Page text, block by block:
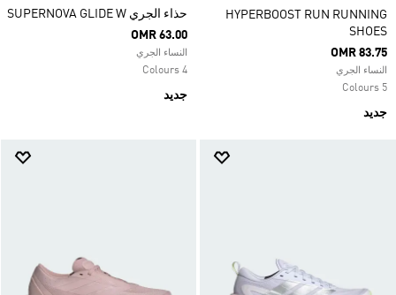
HYPERBOOST RUN RUNNING
SHOES
OMR 83.75
النساء الجري
5 Colours
جديد
حذاء الجري SUPERNOVA GLIDE W
OMR 63.00
النساء الجري
4 Colours
جديد